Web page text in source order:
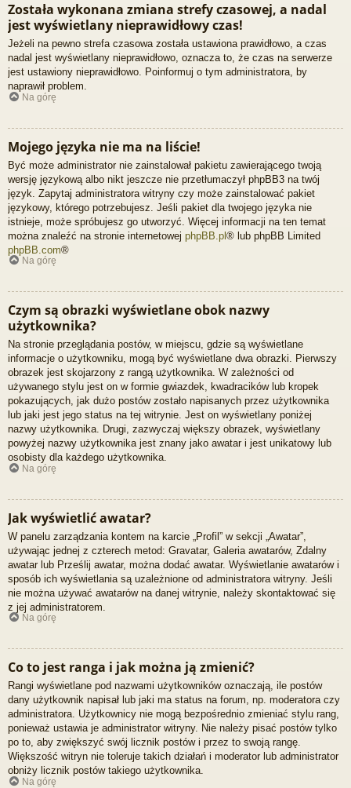
Została wykonana zmiana strefy czasowej, a nadal
jest wyświetlany nieprawidłowy czas!
Jeżeli na pewno strefa czasowa została ustawiona prawidłowo, a czas
nadal jest wyświetlany nieprawidłowo, oznacza to, że czas na serwerze
jest ustawiony nieprawidłowo. Poinformuj o tym administratora, by
naprawił problem.
Na górę
Mojego języka nie ma na liście!
Być może administrator nie zainstalował pakietu zawierającego twoją
wersję językową albo nikt jeszcze nie przetłumaczył phpBB3 na twój
język. Zapytaj administratora witryny czy może zainstalować pakiet
językowy, którego potrzebujesz. Jeśli pakiet dla twojego języka nie
istnieje, może spróbujesz go utworzyć. Więcej informacji na ten temat
można znaleźć na stronie internetowej phpBB.pl ® lub phpBB Limited
phpBB.com®
Na górę
Czym są obrazki wyświetlane obok nazwy
użytkownika?
Na stronie przeglądania postów, w miejscu, gdzie są wyświetlane
informacje o użytkowniku, mogą być wyświetlane dwa obrazki. Pierwszy
obrazek jest skojarzony z rangą użytkownika. W zależności od
używanego stylu jest on w formie gwiazdek, kwadracików lub kropek
pokazujących, jak dużo postów zostało napisanych przez użytkownika
lub jaki jest jego status na tej witrynie. Jest on wyświetlany poniżej
nazwy użytkownika. Drugi, zazwyczaj większy obrazek, wyświetlany
powyżej nazwy użytkownika jest znany jako awatar i jest unikatowy lub
osobisty dla każdego użytkownika.
Na górę
Jak wyświetlić awatar?
W panelu zarządzania kontem na karcie „Profil” w sekcji „Awatar”,
używając jednej z czterech metod: Gravatar, Galeria awatarów, Zdalny
awatar lub Prześlij awatar, można dodać awatar. Wyświetlanie awatarów i
sposób ich wyświetlania są uzależnione od administratora witryny. Jeśli
nie można używać awatarów na danej witrynie, należy skontaktować się
z jej administratorem.
Na górę
Co to jest ranga i jak można ją zmienić?
Rangi wyświetlane pod nazwami użytkowników oznaczają, ile postów
dany użytkownik napisał lub jaki ma status na forum, np. moderatora czy
administratora. Użytkownicy nie mogą bezpośrednio zmieniać stylu rang,
ponieważ ustawia je administrator witryny. Nie należy pisać postów tylko
po to, aby zwiększyć swój licznik postów i przez to swoją rangę.
Większość witryn nie toleruje takich działań i moderator lub administrator
obniży licznik postów takiego użytkownika.
Na górę